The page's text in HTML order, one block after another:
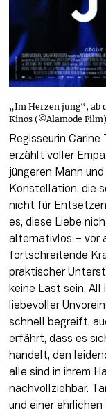
„Im Herzen jung“, ab
Kinos (©Alamode Film)
Regisseurin Carine
erzählt voller
jüngeren Mann
Konstellation, die
nicht für
es, diese Liebe
alternativlos – vor
fortschreitende
praktischer
keine Last sein. All
liebevoller
schnell begreift,
erfährt, dass es
handelt, den
alle sind in ihrem
nachvollziehbar.
und einer